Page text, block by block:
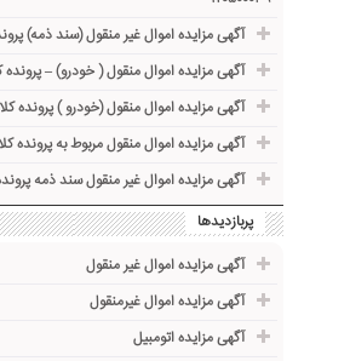
آگهی مزایده اموال غیر منقول (سند ذمه) پرونده
آگهی مزایده اموال منقول ( خودرو) – پرونده کلاسه
آگهی مزایده اموال منقول (خودرو ) پرونده کلاسه
آگهی مزایده اموال منقول مربوط به پرونده کلاسه
آگهی مزایده اموال غیر منقول سند ذمه پرونده کلاسه
پربازدیدها
آگهی مزایده اموال غیر منقول
آگهی مزایده اموال غیرمنقول
آگهی مزایده اتومبیل